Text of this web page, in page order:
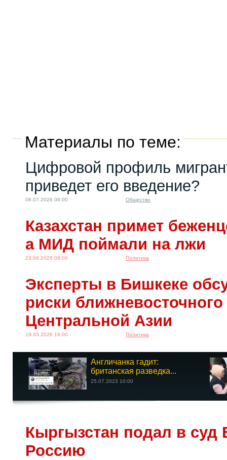
Материалы по теме:
Цифровой профиль
приведет его введение?
08.07.2026 06:00 Общество
Казахстан примет
а МИД поймали на лжи
23.06.2026 08:00 Политика
Эксперты в Бишкеке
риски
Центральной Азии
19.03.2026 16:00 Политика
Англичанка гадит:
британская разведка...
25.07.2023 10:00
Кыргызстан подал в суд
Россию